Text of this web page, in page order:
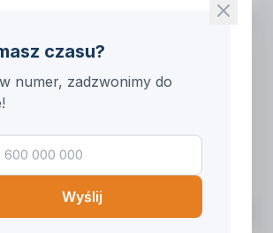
jako długoterminowych partnerów
dostępni na każdym etapie –
czasu?
numer, zadzwonimy do
Wyślij